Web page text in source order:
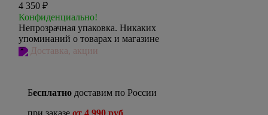
4 350 ₽
Конфиденциально!
Непрозрачная упаковка. Никаких
упоминаний о товарах и магазине
Доставка, акции
Бесплатно доставим по России
при заказе от 4 990 руб